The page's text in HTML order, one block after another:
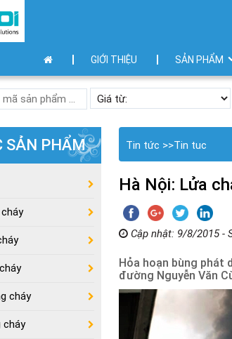
GIỚI THIỆU SẢN PHẨM
Tin tức >>Tin tuc
Hà Nội: Lửa
Cập nhật: 9/8/2015 -
Hỏa hoạn bùng phát
đường Nguyễn Văn
SẢN PHẨM
cháy
cháy